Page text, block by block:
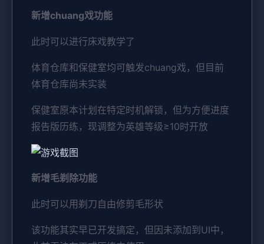
新增chuang戏功能
此时可以进行床戏教学了
体育仓库和保健室均可触发chuang戏，但目前
体育仓库尚未实装
保健室原本计划在特定时机解锁，但为方便进度
报告版历练，现调整为英雄等级≥10时开放
新增毛剃除功能
此时可以用剃刀自由修剪毛形状
该功能其实早已开发搞定，但因未添加到UI中，